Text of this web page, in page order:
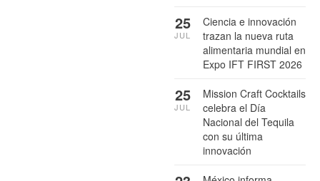
Ciencia e innovación
trazan la nueva ruta
alimentaria mundial en
Expo IFT FIRST 2026
25
JUL
Mission Craft Cocktails
celebra el Día
Nacional del Tequila
con su última
innovación
25
JUL